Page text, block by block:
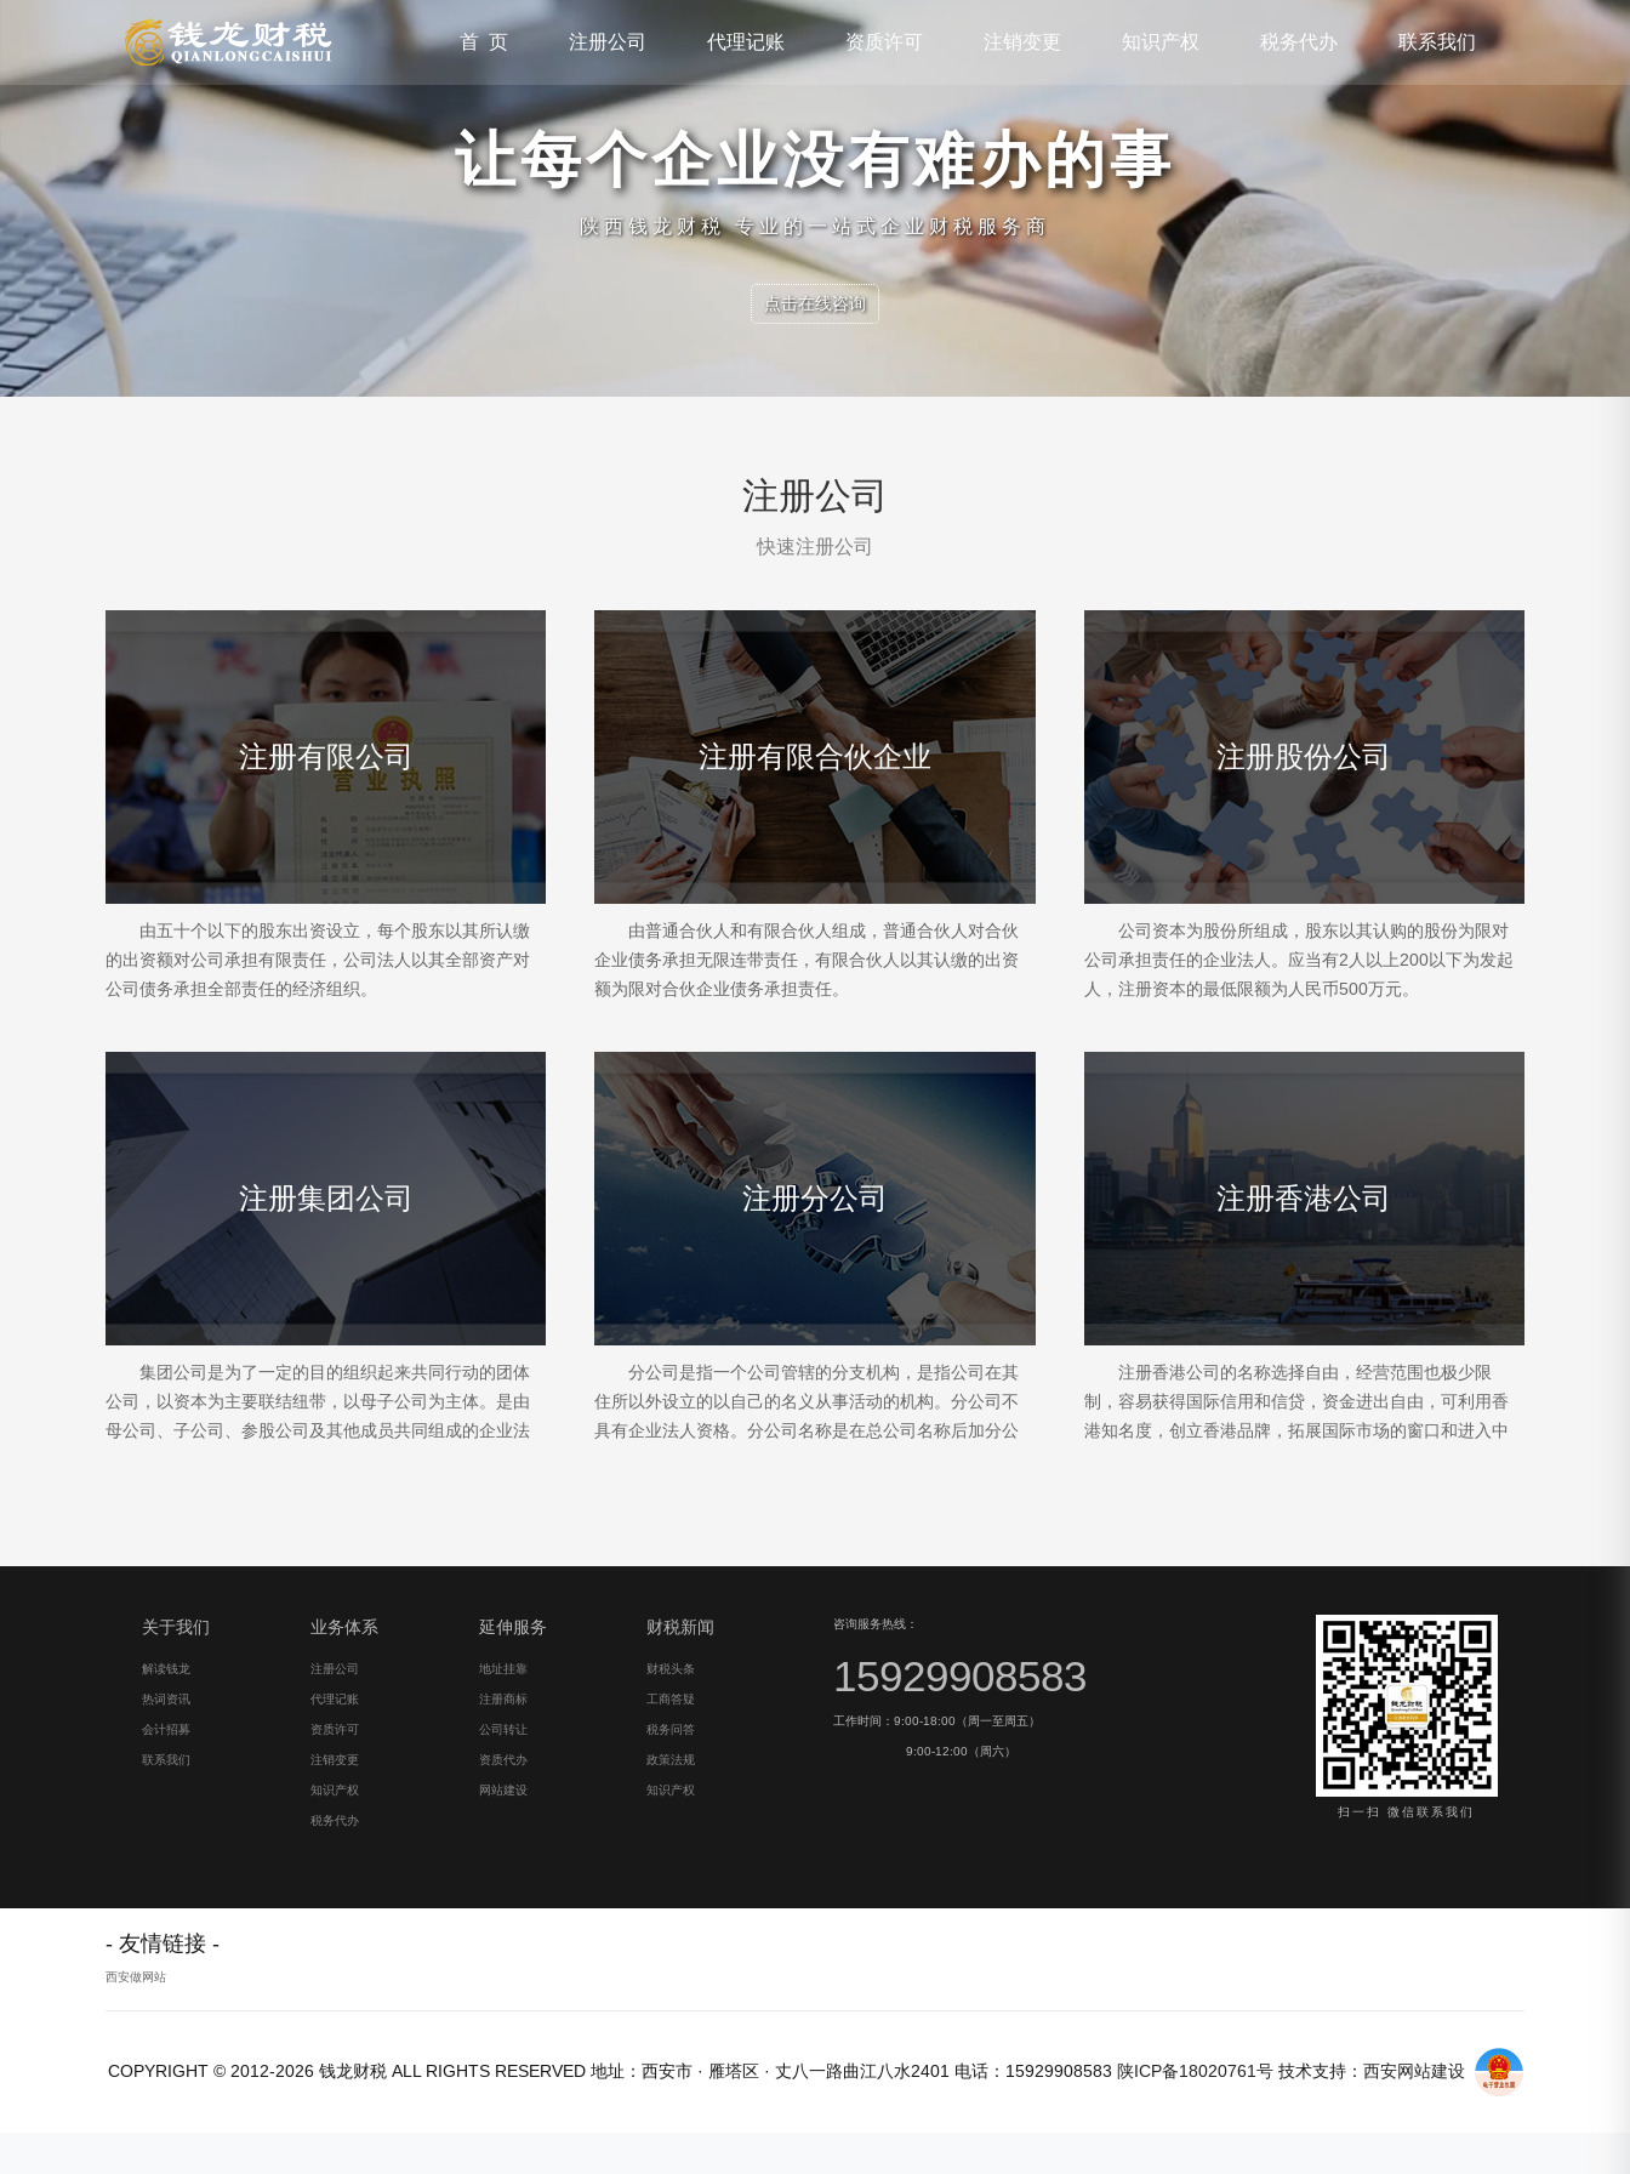
首 页 注册公司 代理记账 资质许可 注销变更 知识产权 税务代办 联系我们
让每个企业没有难办的事
陕西钱龙财税 专业的一站式企业财税服务商
点击在线咨询
注册公司
快速注册公司
注册有限公司
由五十个以下的股东出资设立，每个股东以其所认缴
的出资额对公司承担有限责任，公司法人以其全部资产对
公司债务承担全部责任的经济组织。
注册有限合伙企业
由普通合伙人和有限合伙人组成，普通合伙人对合伙
企业债务承担无限连带责任，有限合伙人以其认缴的出资
额为限对合伙企业债务承担责任。
注册股份公司
公司资本为股份所组成，股东以其认购的股份为限对
公司承担责任的企业法人。应当有2人以上200以下为发起
人，注册资本的最低限额为人民币500万元。
注册集团公司
集团公司是为了一定的目的组织起来共同行动的团体
公司，以资本为主要联结纽带，以母子公司为主体。是由
母公司、子公司、参股公司及其他成员共同组成的企业法
注册分公司
分公司是指一个公司管辖的分支机构，是指公司在其
住所以外设立的以自己的名义从事活动的机构。分公司不
具有企业法人资格。分公司名称是在总公司名称后加分公
注册香港公司
注册香港公司的名称选择自由，经营范围也极少限
制，容易获得国际信用和信贷，资金进出自由，可利用香
港知名度，创立香港品牌，拓展国际市场的窗口和进入中
关于我们
解读钱龙
热词资讯
会计招募
联系我们
业务体系
注册公司
代理记账
资质许可
注销变更
知识产权
税务代办
延伸服务
地址挂靠
注册商标
公司转让
资质代办
网站建设
财税新闻
财税头条
工商答疑
税务问答
政策法规
知识产权
咨询服务热线：
15929908583
工作时间：9:00-18:00（周一至周五）
9:00-12:00（周六）
扫一扫 微信联系我们
友情链接
西安做网站
COPYRIGHT © 2012-2026 钱龙财税 ALL RIGHTS RESERVED 地址：西安市 · 雁塔区 · 丈八一路曲江八水2401 电话：15929908583 陕ICP备18020761号技术支持： 西安网站建设